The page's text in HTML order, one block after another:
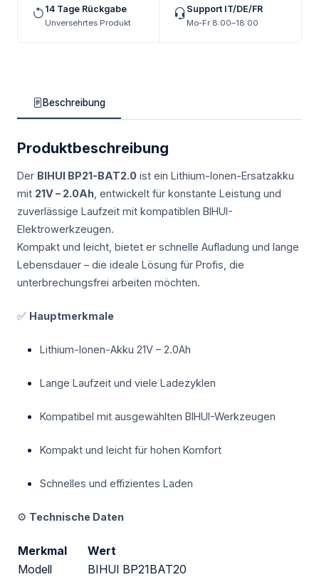
14 Tage Rückgabe
Unversehrtes Produkt
Support IT/DE/FR
Mo-Fr 8:00–18:00
Beschreibung
Produktbeschreibung
Der BIHUI BP21-BAT2.0 ist ein Lithium-Ionen-Ersatzakku
mit 21V – 2.0Ah , entwickelt für konstante Leistung und
zuverlässige Laufzeit mit kompatiblen BIHUI-
Elektrowerkzeugen.
Kompakt und leicht, bietet er schnelle Aufladung und lange
Lebensdauer – die ideale Lösung für Profis, die
unterbrechungsfrei arbeiten möchten.
✅ Hauptmerkmale
Lithium-Ionen-Akku 21V – 2.0Ah
Lange Laufzeit und viele Ladezyklen
Kompatibel mit ausgewählten BIHUI-Werkzeugen
Kompakt und leicht für hohen Komfort
Schnelles und effizientes Laden
⚙️ Technische Daten
Merkmal
Wert
Modell
BIHUI BP21BAT20